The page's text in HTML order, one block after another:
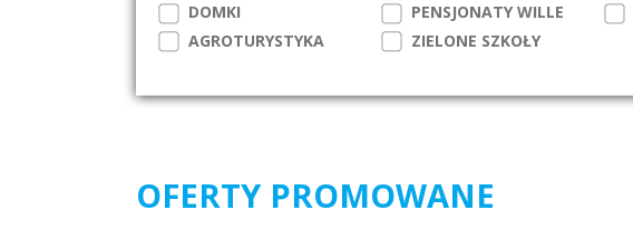
DOMKI
PENSJONATY WILLE
AGROTURYSTYKA
ZIELONE SZKOŁY
OFERTY PROMOWANE